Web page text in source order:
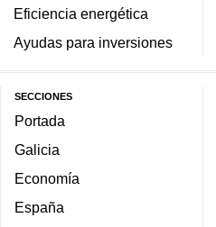
Eficiencia energética
Ayudas para inversiones
SECCIONES
Portada
Galicia
Economía
España